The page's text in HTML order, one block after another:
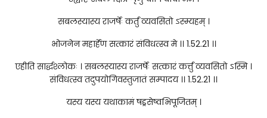
सबलस्यास्य राजर्षेः कर्तुं व्यवसितो ऽस्म्यहम् ।
भोजनेन महार्हेण सत्कारं संविधत्स्व मे ।। 1.52.21 ।।
एहीति सार्द्धश्लोकः । सबलस्यास्य राजर्षेः सत्कारं कर्त्तुं व्यवसितो ऽस्मि ।
संविधत्स्व तदुपयोगिवस्तुजातं सम्पादय ।। 1.52.21 ।।
यस्य यस्य यथाकामं षड्रसेष्वभिपूजितम् ।